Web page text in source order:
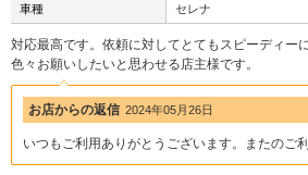
車種 セレナ
対応最高です。依頼に対してとてもスピーディー
色々お願いしたいと思わせる店主様です。
お店からの返信 2024年05月26日
いつもご利用ありがとうございます。またのご